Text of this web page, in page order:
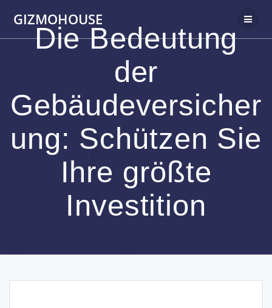
content
GIZMOHOUSE
Die Bedeutung
der
Gebäudeversicher
ung: Schützen Sie
Ihre größte
Investition